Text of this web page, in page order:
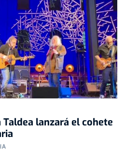
lanzará el cohete